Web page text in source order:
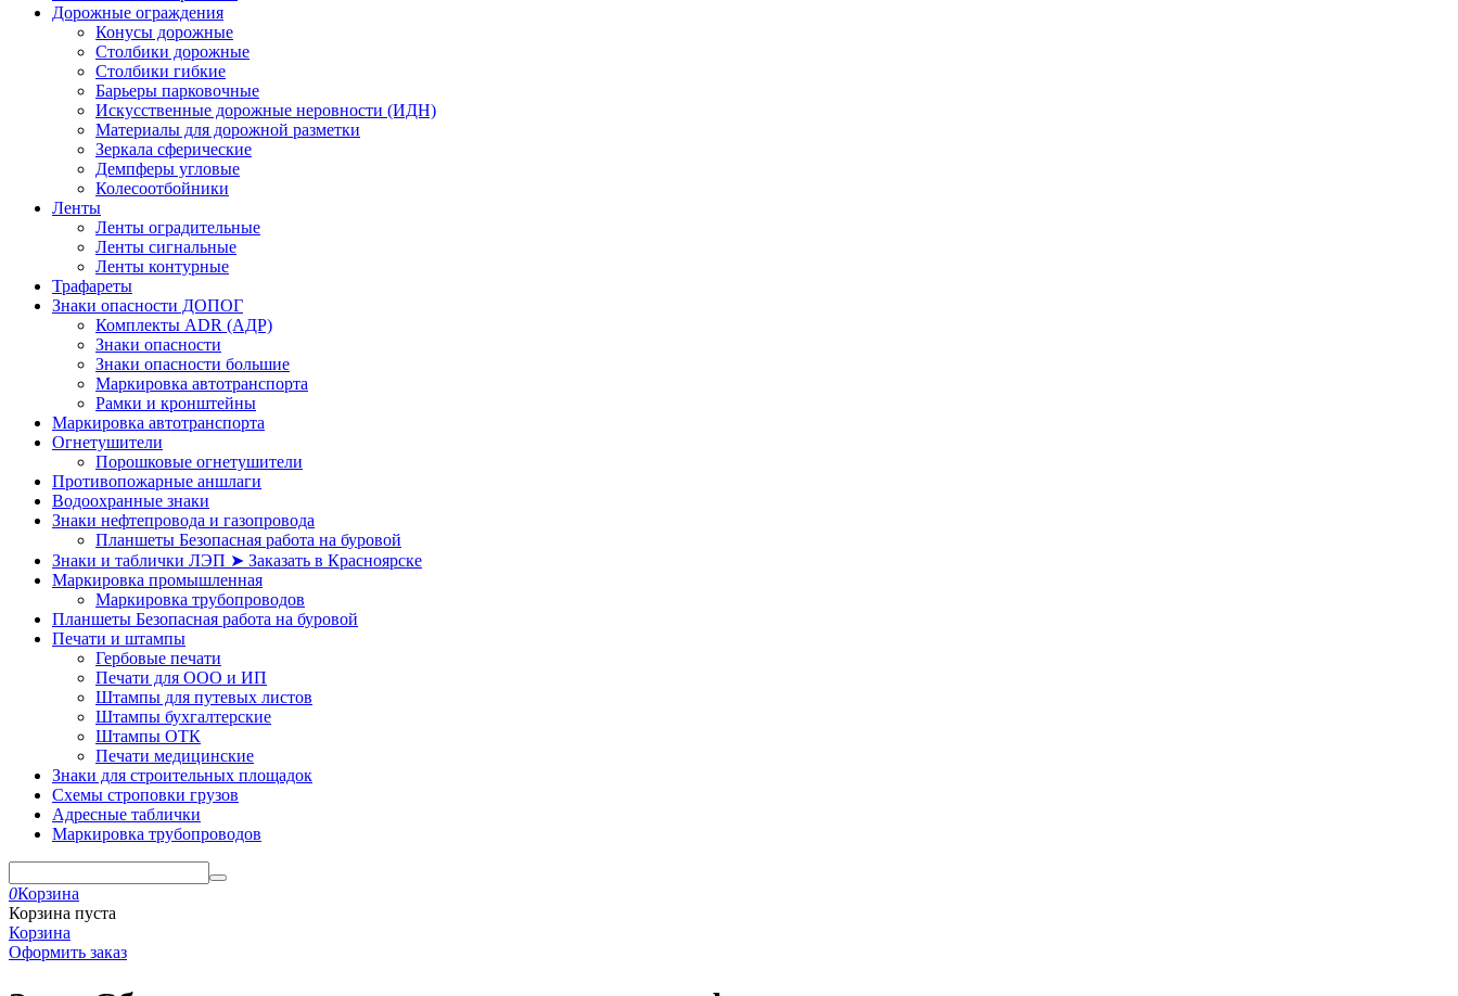
Дорожные ограждения
Конусы дорожные
Столбики дорожные
Столбики гибкие
Барьеры парковочные
Искусственные дорожные неровности (ИДН)
Материалы для дорожной разметки
Зеркала сферические
Демпферы угловые
Колесоотбойники
Ленты
Ленты оградительные
Ленты сигнальные
Ленты контурные
Трафареты
Знаки опасности ДОПОГ
Комплекты ADR (АДР)
Знаки опасности
Знаки опасности большие
Маркировка автотранспорта
Рамки и кронштейны
Маркировка автотранспорта
Огнетушители
Порошковые огнетушители
Противопожарные аншлаги
Водоохранные знаки
Знаки нефтепровода и газопровода
Планшеты Безопасная работа на буровой
Знаки и таблички ЛЭП ➤ Заказать в Красноярске
Маркировка промышленная
Маркировка трубопроводов
Планшеты Безопасная работа на буровой
Печати и штампы
Гербовые печати
Печати для ООО и ИП
Штампы для путевых листов
Штампы бухгалтерские
Штампы ОТК
Печати медицинские
Знаки для строительных площадок
Схемы строповки грузов
Адресные таблички
Маркировка трубопроводов
0Корзина
Корзина пуста
Корзина
Оформить заказ